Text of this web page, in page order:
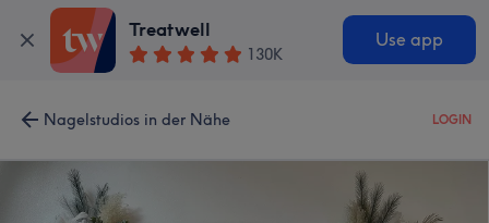
Treatwell
130K
Use app
Nagelstudios in der Nähe LOGIN